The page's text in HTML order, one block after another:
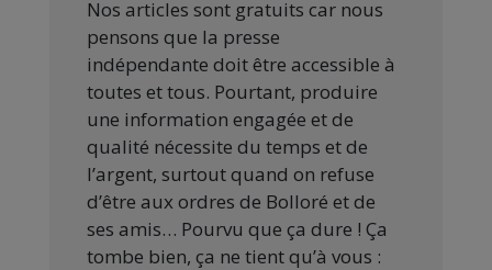
Nos articles sont gratuits car nous
pensons que la presse
indépendante doit être accessible à
toutes et tous. Pourtant, produire
une information engagée et de
qualité nécessite du temps et de
l’argent, surtout quand on refuse
d’être aux ordres de Bolloré et de
ses amis… Pourvu que ça dure ! Ça
tombe bien, ça ne tient qu’à vous :